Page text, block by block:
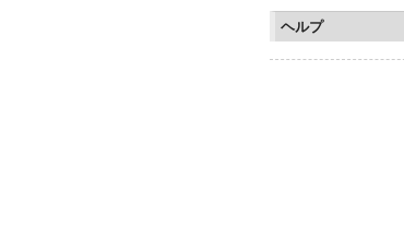
ヘルプ